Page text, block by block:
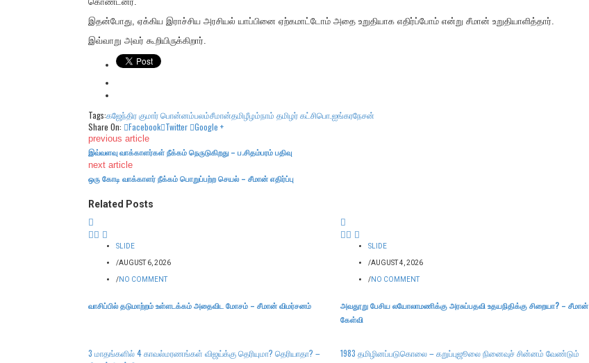
இதன்போது, ஏக்கிய இராச்சிய அரசியல் யாப்பினை ஏற்கமாட்டோம் அதை உறுதியாக எதிர்ப்போம் என்று சீமான் உறுதியாளித்தார்.
இவ்வாறு அவர் கூறியிருக்கிறார்.
Tags:கஜேந்திர குமார் பொன்னம்பலம்சீமான்தமிழீழம்நாம் தமிழர் கட்சிபொ.ஐங்கரநேசன்
Share On:
Facebook Twitter Google +
previous article
இவ்வளவு வாக்காளர்கள் நீக்கம் நெருடுகிறது – ப.சிதம்பரம் பதிவு
next article
ஒரு கோடி வாக்காளர் நீக்கம் பொறுப்பற்ற செயல் – சீமான் எதிர்ப்பு
Related Posts
SLIDE
/AUGUST 6, 2026
/NO COMMENT
வாசிப்பில் தடுமாற்றம் உள்ளடக்கம் அதைவிட மோசம் – சீமான் விமர்சனம்
SLIDE
/AUGUST 4, 2026
/NO COMMENT
அவதூறு பேசிய லயோலாமணிக்கு அரசுப்பதவி உதயநிதிக்கு சிறையா? – சீமான்
கேள்வி
3 மாதங்களில் 4 காவல்மரணங்கள் விஜய்க்கு தெரியுமா? தெரியாதா? –
1983 தமிழினப்படுகொலை – கறுப்புஜூலை நினைவுச் சின்னம் வேண்டும்